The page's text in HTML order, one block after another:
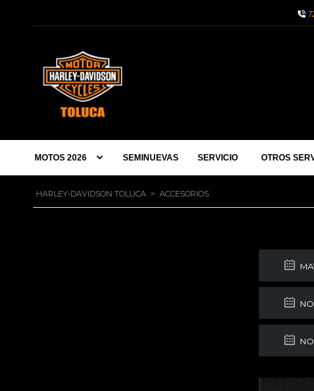
MOTOS 2026 SEMINUEVAS SERVICIO OTROS
HARLEY-DAVIDSON TOLUCA > ACCESORIOS